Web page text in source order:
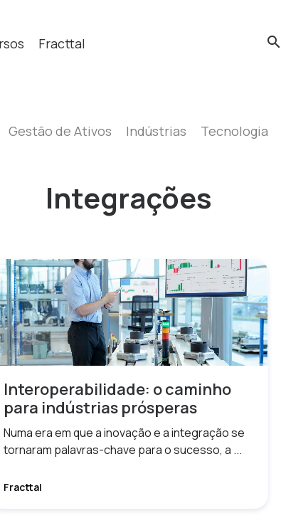
Fracttal search
Gestão de Ativos Indústrias Tecnologia
Integrações
Interoperabilidade: o caminho
para indústrias prósperas
Numa era em que a inovação e a integração se
tornaram palavras-chave para o sucesso, a ...
Fracttal